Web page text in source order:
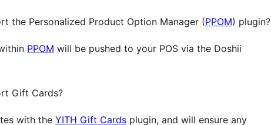
the Personalized Product Option Manager (PPOM) plugin?
PPOM will be pushed to your POS via the Doshii
Gift Cards?
with the YITH Gift Cards plugin, and will ensure any